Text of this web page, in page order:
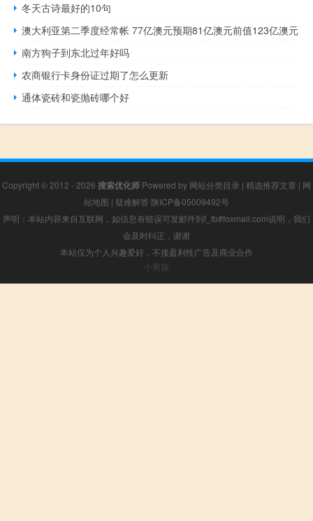
冬天古诗最好的10句
澳大利亚第二季度经常帐 77亿澳元预期81亿澳元前值123亿澳元
南方狗子到东北过年好吗
农商银行卡身份证过期了怎么更新
通体瓷砖和瓷抛砖哪个好
Copyright © 2012 - 2026 搜索优化师 Powered by 网站分类目录 | 精选推荐文章 | 网
站地图 | 疑难解答 陕ICP备05009492号
声明：本站内容来自互联网，如信息有错误可发邮件到f_fb#foxmail.com说明，我们
会及时纠正，谢谢
本站仅为个人兴趣爱好，不接盈利性广告及商业合作
小男孩